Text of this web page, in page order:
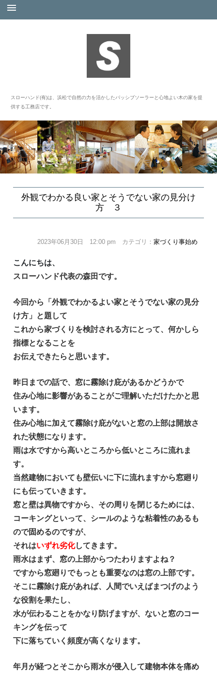
スローハンド(有)は、浜松で自然の力を活かしたパッシブソーラーと心地よい木の家を提
供する工務店です。
外観でわかる良い家とそうでない家の見分け
方 ３
2023年06月30日 12:00 pm カテゴリ：家づくり事始め
こんにちは、
スローハンド代表の森田です。
今回から「外観でわかるよい家とそうでない家の見分
け方」と題して
これから家づくりを検討される方にとって、何かしら
指標となることを
お伝えできたらと思います。
昨日までの話で、窓に霧除け庇があるかどうかで
住み心地に影響があることがご理解いただけたかと思
います。
住み心地に加えて霧除け庇がないと窓の上部は開放さ
れた状態になります。
雨は水ですから高いところから低いところに流れま
す。
当然建物においても壁伝いに下に流れますから窓廻り
にも伝っていきます。
窓と壁は異物ですから、その周りを閉じるためには、
コーキングといって、シールのような粘着性のあるも
ので固めるのですが、
それはいずれ劣化してきます。
雨水はまず、窓の上部からつたわりますよね？
ですから窓廻りでもっとも重要なのは窓の上部です。
そこに霧除け庇があれば、人間でいえばまつげのよう
な役割を果たし、
水が伝わることをかなり防げますが、ないと窓のコー
キングを伝って
下に落ちていく頻度が高くなります。
年月が経つとそこから雨水が侵入して建物本体を痛め